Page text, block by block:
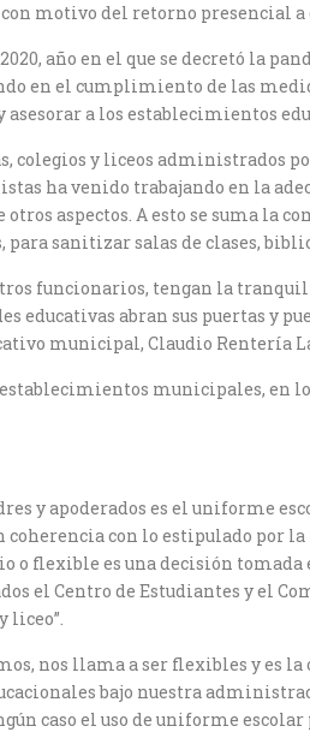
motivo del retorno presencial a
año en el que se decretó la
en el cumplimiento de las
a los establecimientos
colegios y liceos administrados
ha venido trabajando en la
aspectos. A esto se suma la
sanitizar salas de clases,
funcionarios, tengan la
educativas abran sus puertas y
municipal, Claudio Rentería
municipales, en
y apoderados es el uniforme
con lo estipulado por
o flexible es una decisión
el Centro de Estudiantes y el
liceo”.
nos llama a ser flexibles y es
bajo nuestra
caso el uso de uniforme